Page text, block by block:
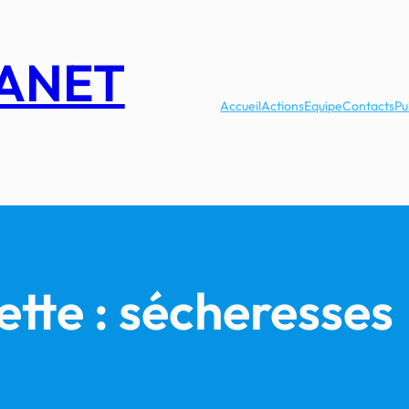
AccueilActionsEquipeContacts
: sécheresses